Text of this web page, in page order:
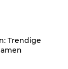
Trendige